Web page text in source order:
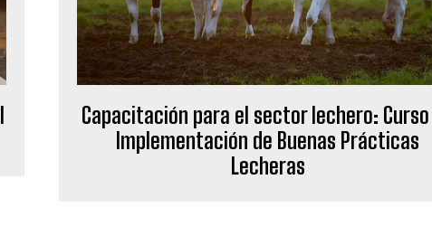
Capacitación para el sector lechero:
Implementación de Buenas Prácticas
Lecheras